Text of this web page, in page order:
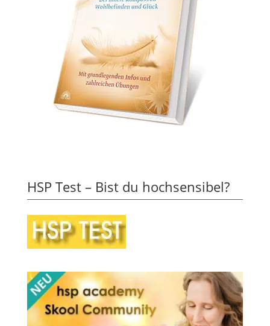
HSP Test – Bist du hochsensibel?